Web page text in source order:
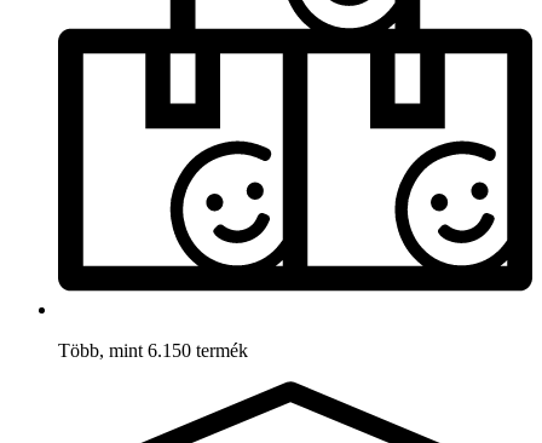
Több, mint 6.150 termék